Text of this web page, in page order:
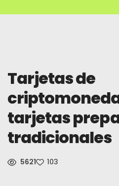
Preguntas
Inscribirse
Español (España)
Tarjetas de
tarjetas
tradicionales
5621 103